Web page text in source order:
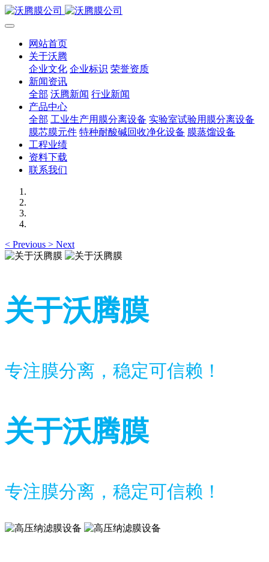
网站首页
关于沃腾
企业文化 企业标识 荣誉资质
新闻资讯
全部 沃腾新闻 行业新闻
产品中心
全部 工业生产用膜分离设备 实验室试验用膜分离设备
膜芯膜元件 特种耐酸碱回收净化设备 膜蒸馏设备
工程业绩
资料下载
联系我们
< Previous > Next
关于沃腾膜
专注膜分离，稳定可信赖！
关于沃腾膜
专注膜分离，稳定可信赖！